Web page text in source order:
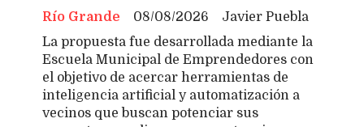
Javier Puebla
Río Grande
08/08/2026
La propuesta fue desarrollada mediante la
Escuela Municipal de Emprendedores con
el objetivo de acercar herramientas de
inteligencia artificial y automatización a
vecinos que buscan potenciar sus